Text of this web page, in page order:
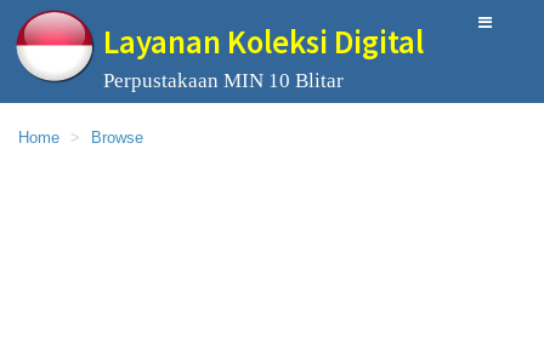
Layanan Koleksi Digital
Perpustakaan MIN 10 Blitar
Home Browse